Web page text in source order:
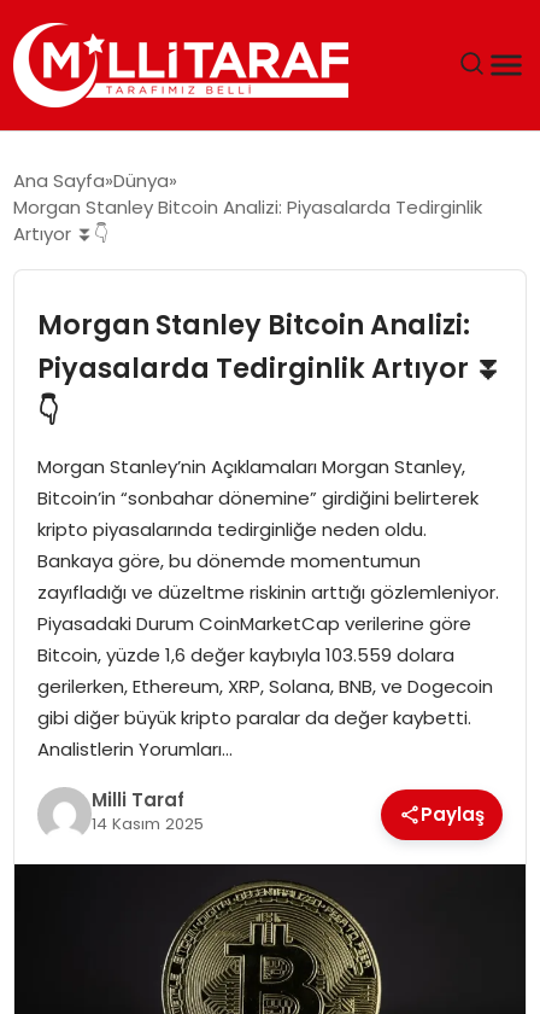
ÖZEL SAYFALAR
EKONOMI
SPOR
SIYASET
MAGAZIN
Ana Sayfa Dünya
Morgan Stanley Bitcoin Analizi: Piyasalarda Tedirginlik
Artıyor ⏬👇
Morgan Stanley Bitcoin Analizi:
Piyasalarda Tedirginlik Artıyor ⏬
👇
Morgan Stanley’nin Açıklamaları Morgan Stanley,
Bitcoin’in “sonbahar dönemine” girdiğini belirterek
kripto piyasalarında tedirginliğe neden oldu.
Bankaya göre, bu dönemde momentumun
zayıfladığı ve düzeltme riskinin arttığı gözlemleniyor.
Piyasadaki Durum CoinMarketCap verilerine göre
Bitcoin, yüzde 1,6 değer kaybıyla 103.559 dolara
gerilerken, Ethereum, XRP, Solana, BNB, ve Dogecoin
gibi diğer büyük kripto paralar da değer kaybetti.
Analistlerin Yorumları…
Milli Taraf
14 Kasım 2025 Paylaş